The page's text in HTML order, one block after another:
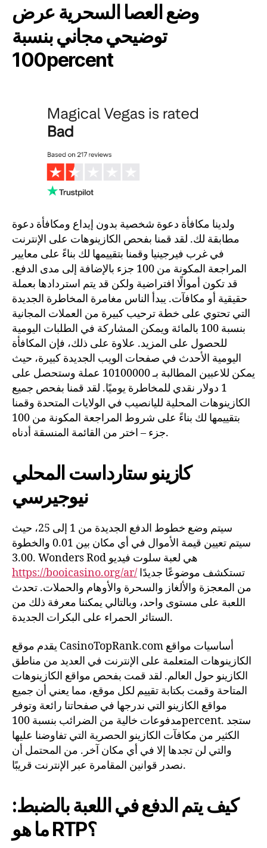
وضع العصا السحرية عرض
توضيحي مجاني بنسبة
100percent
ولدينا مكافأة دعوة شخصية بدون إيداع ومكافأة دعوة
مطابقة لك. لقد قمنا بفحص الكازينوهات على الإنترنت
في غرب فيرجينيا وقمنا بتقييمها لك بناءً على معايير
المراجعة المكونة من 100 جزء بالإضافة إلى مدى الدفع.
قد تكون أموالًا افتراضية ولكن قد يتم استردادها بعملة
حقيقية أو مكافآت. يبدأ الناس مغامرة المخاطرة الجديدة
التي تحتوي على خطة ترحيب كبيرة من العملات المجانية
بنسبة 100 بالمائة ويمكن المشاركة في الطلبات اليومية
للحصول على المزيد. علاوة على ذلك، فإن المكافأة
اليومية الأحدث في صفحات الويب الجديدة كبيرة، حيث
يمكن للاعبين المطالبة بـ 10100000 عملة وستحصل على
1 دولار نقدي للمخاطرة يوميًا. لقد قمنا بفحص جميع
الكازينوهات المحلية لليانصيب في الولايات المتحدة وقمنا
بتقييمها لك بناءً على شروط المراجعة المكونة من 100
جزء – اختر من القائمة المنسقة أدناه.
كازينو ستارداست المحلي
نيوجيرسي
سيتم وضع خطوط الدفع الجديدة من 1 إلى 25، حيث
سيتم تعيين قيمة الأموال في أي مكان بين 0.01 والخطوة
3.00. Wonders Rod هي لعبة سلوت فيديو
https://booicasino.org/ar/
من المعجزة والألغاز والسحرة والأوهام والحملات. تحدث
اللعبة على مستوى واحد، وبالتالي يمكننا معرفة ذلك من
الستائر الحمراء على البكرات الجديدة.
يقدم موقع CasinoTopRank.com أساسيات مواقع
الكازينوهات المتعلمة على الإنترنت في العديد من مناطق
الكازينو حول العالم. لقد قمت بفحص مواقع الكازينوهات
المتاحة وقمت بكتابة تقييم لكل موقع، مما يعني أن جميع
مواقع الكازينو التي ندرجها في صفحاتنا رائعة وتوفر
مدفوعات خالية من الضرائب بنسبة 100percent. ستجد
الكثير من مكافآت الكازينو الحصرية التي تفاوضنا عليها
والتي لن تجدها إلا في أي مكان آخر. من المحتمل أن
نصدر قوانين المقامرة عبر الإنترنت قريبًا.
كيف يتم الدفع في اللعبة بالضبط:
ما هو RTP؟